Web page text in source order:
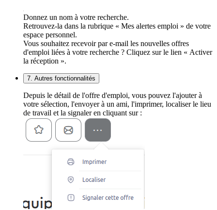
Donnez un nom à votre recherche.
Retrouvez-la dans la rubrique « Mes alertes emploi » de votre
espace personnel.
Vous souhaitez recevoir par e-mail les nouvelles offres
d'emploi liées à votre recherche ? Cliquez sur le lien « Activer
la réception ».
7. Autres fonctionnalités
Depuis le détail de l'offre d'emploi, vous pouvez l'ajouter à
votre sélection, l'envoyer à un ami, l'imprimer, localiser le lieu
de travail et la signaler en cliquant sur :